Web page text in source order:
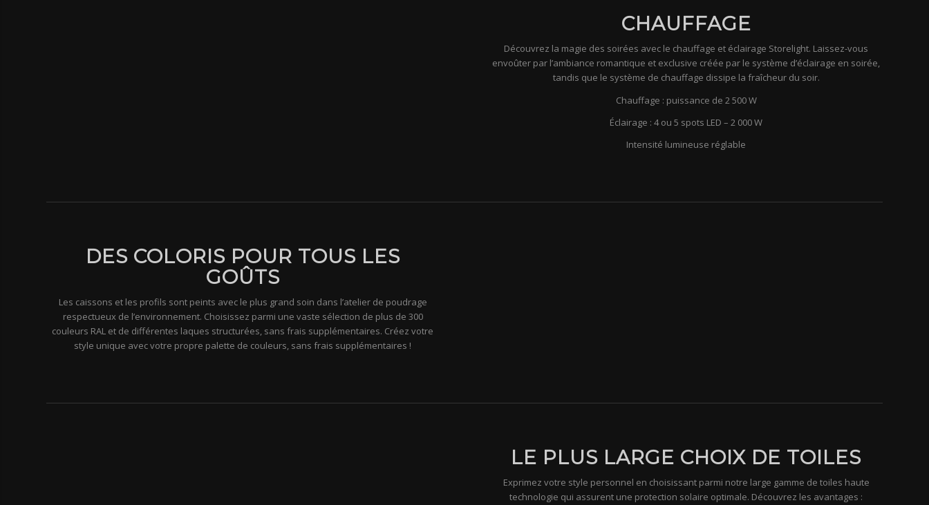
CHAUFFAGE
Découvrez la magie des soirées avec le chauffage et éclairage Storelight. Laissez-vous
envoûter par l’ambiance romantique et exclusive créée par le système d’éclairage en soirée,
tandis que le système de chauffage dissipe la fraîcheur du soir.
Chauffage : puissance de 2 500 W
Éclairage : 4 ou 5 spots LED – 2 000 W
Intensité lumineuse réglable
DES COLORIS POUR TOUS LES
GOÛTS
Les caissons et les profils sont peints avec le plus grand soin dans l’atelier de poudrage
respectueux de l’environnement. Choisissez parmi une vaste sélection de plus de 300
couleurs RAL et de différentes laques structurées, sans frais supplémentaires. Créez votre
style unique avec votre propre palette de couleurs, sans frais supplémentaires !
LE PLUS LARGE CHOIX DE TOILES
Exprimez votre style personnel en choisissant parmi notre large gamme de toiles haute
technologie qui assurent une protection solaire optimale. Découvrez les avantages :